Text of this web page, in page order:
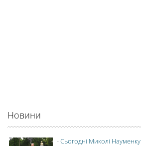
Новини
-Сьогодні Миколі Науменку